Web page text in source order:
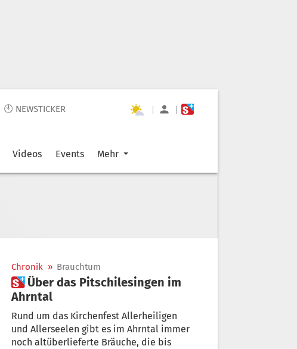
🕙 NEWSTICKER | |
Videos Events Mehr
Chronik » Brauchtum
 Über das Pitschilesingen im
Ahrntal
Rund um das Kirchenfest Allerheiligen
und Allerseelen gibt es im Ahrntal immer
noch altüberlieferte Bräuche, die bis